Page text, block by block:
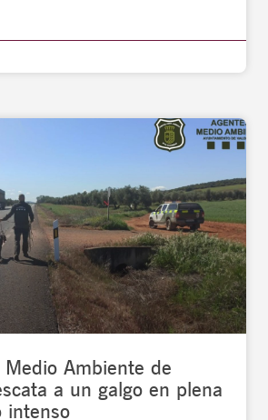
Ambiente de
a un galgo en plena
intenso